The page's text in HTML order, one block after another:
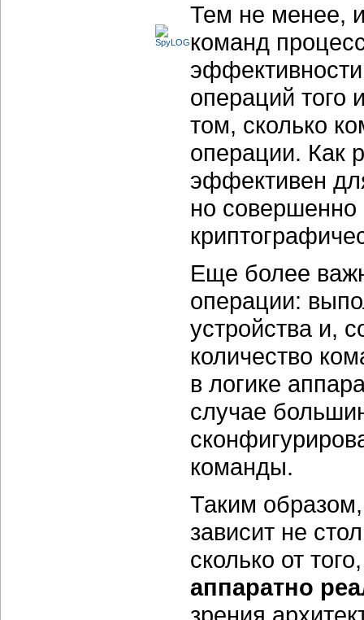
Тем не менее,
команд
операций
том, сколько
операции. Как
эффективен
но совершенно
Еще более
операции:
устройства и,
количество
в логике
случае
команды.
Таким
зависит не
сколько от
аппаратно